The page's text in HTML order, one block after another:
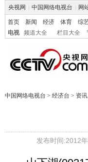
央视网 中国网络电视台 网
首页 新闻 经济 体育 综
电视
频道大全 栏目大全
中国网络电视台 > 经济台 > 资讯
发布时间:2012